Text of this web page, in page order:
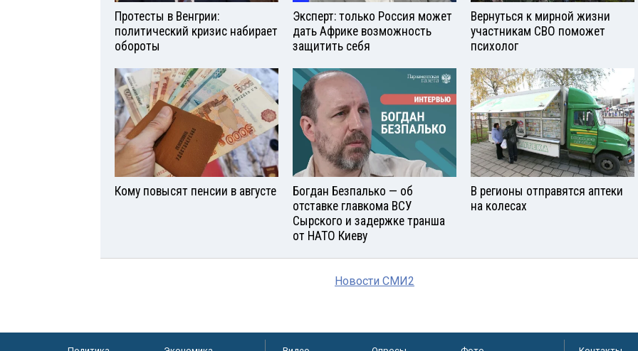
Протесты в Венгрии:
политический кризис набирает
обороты
Эксперт: только Россия может
дать Африке возможность
защитить себя
Вернуться к мирной жизни
участникам СВО поможет
психолог
Кому повысят пенсии в августе
Богдан Безпалько — об
отставке главкома ВСУ
Сырского и задержке транша
от НАТО Киеву
В регионы отправятся аптеки
на колесах
Новости СМИ2